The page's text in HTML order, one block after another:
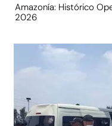
Amazonía: Histórico
2026